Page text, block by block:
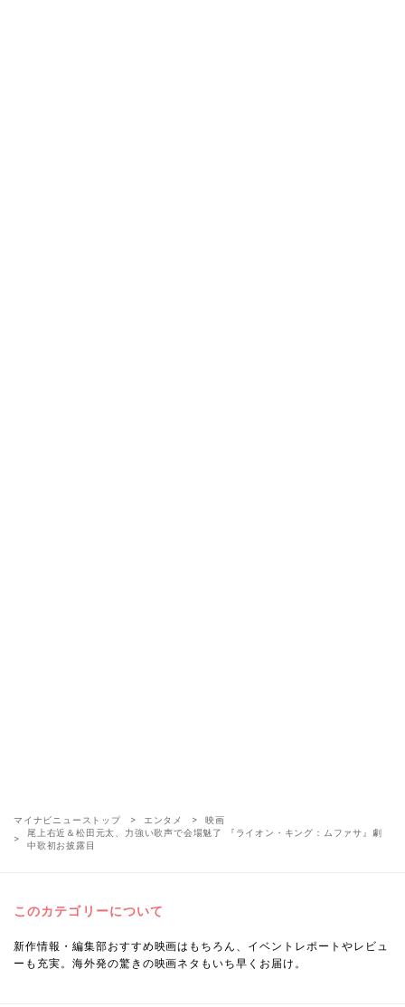
マイナビニューストップ エンタメ
映画
尾上右近＆松田元太、力強い歌声で会場魅了 『ライオン・キング：ムファサ』劇
中歌初お披露目
このカテゴリーについて
新作情報・編集部おすすめ映画はもちろん、イベントレポートやレビュ
ーも充実。海外発の驚きの映画ネタもいち早くお届け。